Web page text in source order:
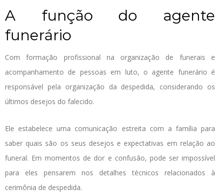
A função do agente
funerário
Com formação profissional na organização de funerais e
acompanhamento de pessoas em luto, o agente funerário é
responsável pela organização da despedida, considerando os
últimos desejos do falecido.
Ele estabelece uma comunicação estreita com a família para
saber quais são os seus desejos e expectativas em relação ao
funeral. Em momentos de dor e confusão, pode ser impossível
para eles pensarem nos detalhes técnicos relacionados à
cerimônia de despedida.